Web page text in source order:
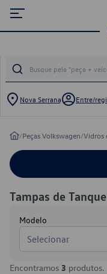
Nova Serrana Entre/
/Peças Volkswagen/Vidros
Tampas de
Modelo
Selecionar
Encontramos 3 produtos.